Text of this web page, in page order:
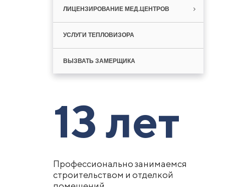
ЛИЦЕНЗИРОВАНИЕ МЕД.ЦЕНТРОВ
УСЛУГИ ТЕПЛОВИЗОРА
ВЫЗВАТЬ ЗАМЕРЩИКА
13 лет
Профессионально занимаемся
строительством и отделкой